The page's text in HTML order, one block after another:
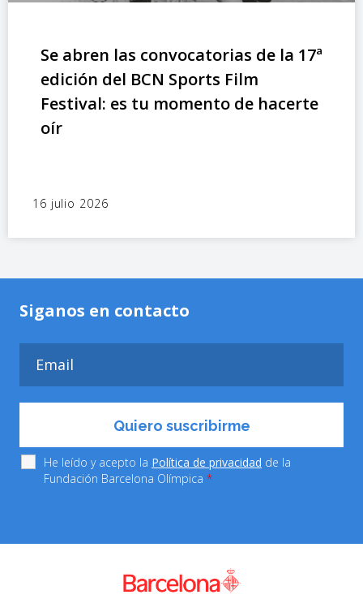
Se abren las convocatorias de la 17ª
edición del BCN Sports Film
Festival: es tu momento de hacerte
oír
16 julio 2026
Siganos en contacto
He leído y acepto la Política de privacidad de la
Fundación Barcelona Olímpica *